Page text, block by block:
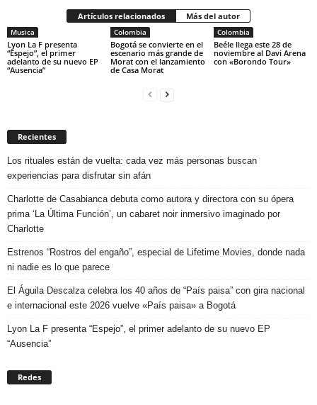
Artículos relacionados Más del autor
Musica
Lyon La F presenta
“Espejo”, el primer
adelanto de su nuevo EP
“Ausencia”
Colombia
Bogotá se convierte en el
escenario más grande de
Morat con el lanzamiento
de Casa Morat
Colombia
Beéle llega este 28 de
noviembre al Davi Arena
con «Borondo Tour»
Recientes
Los rituales están de vuelta: cada vez más personas buscan
experiencias para disfrutar sin afán
Charlotte de Casabianca debuta como autora y directora con su ópera
prima ‘La Última Función’, un cabaret noir inmersivo imaginado por
Charlotte
Estrenos “Rostros del engaño”, especial de Lifetime Movies, donde nada
ni nadie es lo que parece
El Águila Descalza celebra los 40 años de “País paisa” con gira nacional
e internacional este 2026 vuelve «País paisa» a Bogotá
Lyon La F presenta “Espejo”, el primer adelanto de su nuevo EP
“Ausencia”
Redes